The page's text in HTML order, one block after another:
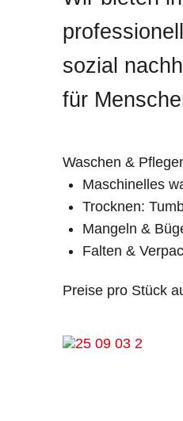
sozial
für
Waschen &
Maschinelles
Trocknen:
Mangeln &
Falten &
Preise pro Stück